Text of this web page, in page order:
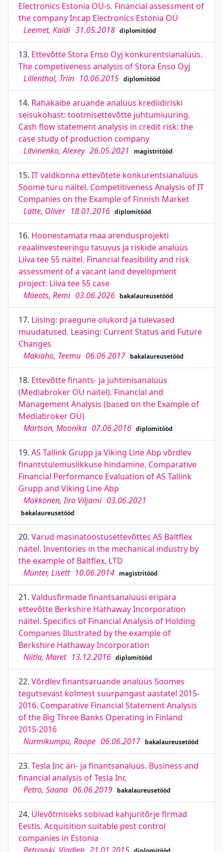
Electronics Estonia OÜ-s. Financial assessment of
the company Incap Electronics Estonia OÜ
Leemet, Kaidi 31.05.2018 diplomitööd
13. Ettevõtte Stora Enso Oyj konkurentsianalüüs.
The competiveness analysis of Stora Enso Oyj
Lillenthal, Triin 10.06.2015 diplomitööd
14. Rahakäibe aruande analüüs krediidiriski
seisukohast: tootmisettevõtte juhtumiuuring.
Cash flow statement analysis in credit risk: the
case study of production company
Litvinenko, Alexey 26.05.2021 magistritööd
15. IT valdkonna ettevõtete konkurentsianalüüs
Soome turu näitel. Competitiveness Analysis of IT
Companies on the Example of Finnish Market
Lätte, Oliver 18.01.2016 diplomitööd
16. Hoonestamata maa arendusprojekti
reaalinvesteeringu tasuvus ja riskide analüüs
Liiva tee 55 näitel. Financial feasibility and risk
assessment of a vacant land development
project: Liiva tee 55 case
Mäeots, Remi 03.06.2026 bakalaureusetööd
17. Liising: praegune olukord ja tulevased
muudatused. Leasing: Current Status and Future
Changes
Mäkiaho, Teemu 06.06.2017 bakalaureusetööd
18. Ettevõtte finants- ja juhtimisanalüüs
(Mediabroker OÜ näitel). Financial and
Management Analysis (based on the Example of
Mediabroker OÜ)
Märtson, Moonika 07.06.2016 diplomitööd
19. AS Tallink Grupp ja Viking Line Abp võrdlev
finantstulemuslikkuse hindamine. Comparative
Financial Performance Evaluation of AS Tallink
Grupp and Viking Line Abp
Mökkönen, Iiro Viljami 03.06.2021
bakalaureusetööd
20. Varud masinatööstusettevõttes AS Baltflex
näitel. Inventories in the mechanical industry by
the example of Baltflex, LTD
Münter, Lisett 10.06.2014 magistritööd
21. Valdusfirmade finantsanalüüsi eripära
ettevõtte Berkshire Hathaway Incorporation
näitel. Specifics of Financial Analysis of Holding
Companies Illustrated by the example of
Berkshire Hathaway Incorporation
Niitla, Maret 13.12.2016 diplomitööd
22. Võrdlev finantsaruande analüüs Soomes
tegutsevast kolmest suurpangast aastatel 2015-
2016. Comparative Financial Statement Analysis
of the Big Three Banks Operating in Finland
2015-2016
Nurmikumpu, Roope 06.06.2017 bakalaureusetööd
23. Tesla Inc äri- ja finantsanalüüs. Business and
financial analysis of Tesla Inc
Petro, Saana 06.06.2019 bakalaureusetööd
24. Ülevõtmiseks sobivad kahjuritõrje firmad
Eestis. Acquisition suitable pest control
companies in Estonia